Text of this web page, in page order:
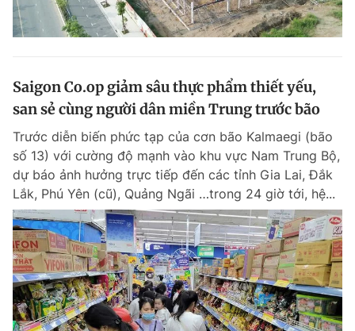
Tiện ích Bạn cần biết
Đọc Thanh Niên trên điện thoại
Theo dõi báo trên
Hotline Liên hệ quảng cáo
Saigon Co.op giảm sâu thực phẩm thiết yếu,
san sẻ cùng người dân miền Trung trước bão
Trước diễn biến phức tạp của cơn bão Kalmaegi (bão
số 13) với cường độ mạnh vào khu vực Nam Trung Bộ,
dự báo ảnh hưởng trực tiếp đến các tỉnh Gia Lai, Đắk
Lắk, Phú Yên (cũ), Quảng Ngãi …trong 24 giờ tới, hệ...